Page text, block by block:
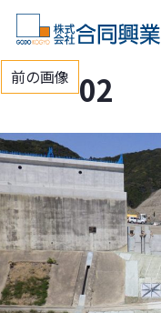
前の画像 02